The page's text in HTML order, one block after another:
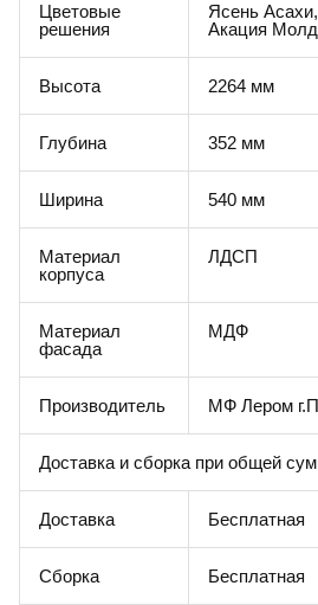
Цветовые
решения
Ясень
Акация
Высота 2264 мм
Глубина 352 мм
Ширина 540 мм
Материал
корпуса
ЛДСП
Материал
фасада
МДФ
Производитель МФ Лером
Доставка и сборка при общей
Доставка Бесплатная
Сборка
Бесплатная